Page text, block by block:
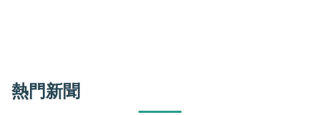
熱門新聞